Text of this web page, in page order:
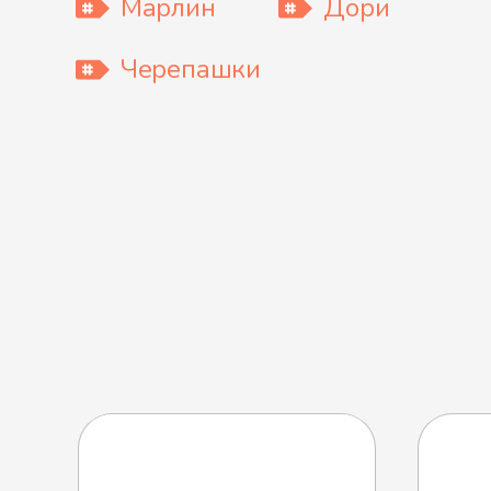
Марлин
Дори
Черепашки